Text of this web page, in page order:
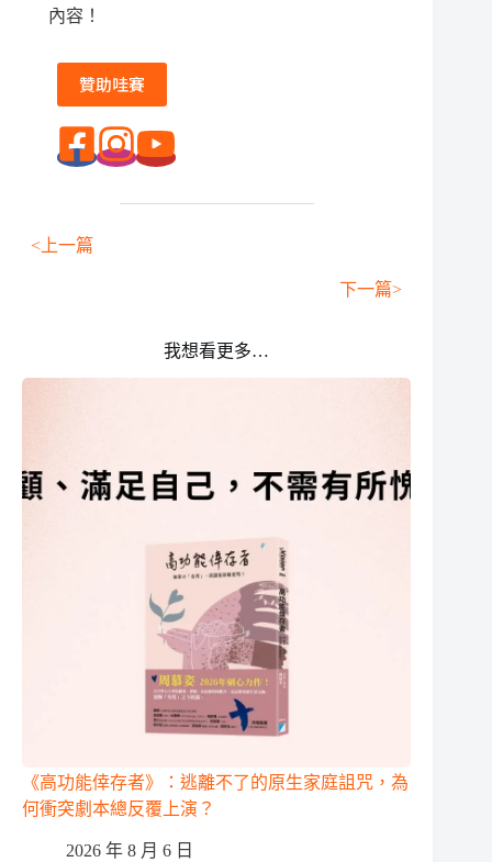
內容！
贊助哇賽
<上一篇
下一篇>
我想看更多…
《高功能倖存者》：逃離不了的原生家庭詛咒，為
何衝突劇本總反覆上演？
2026 年 8 月 6 日